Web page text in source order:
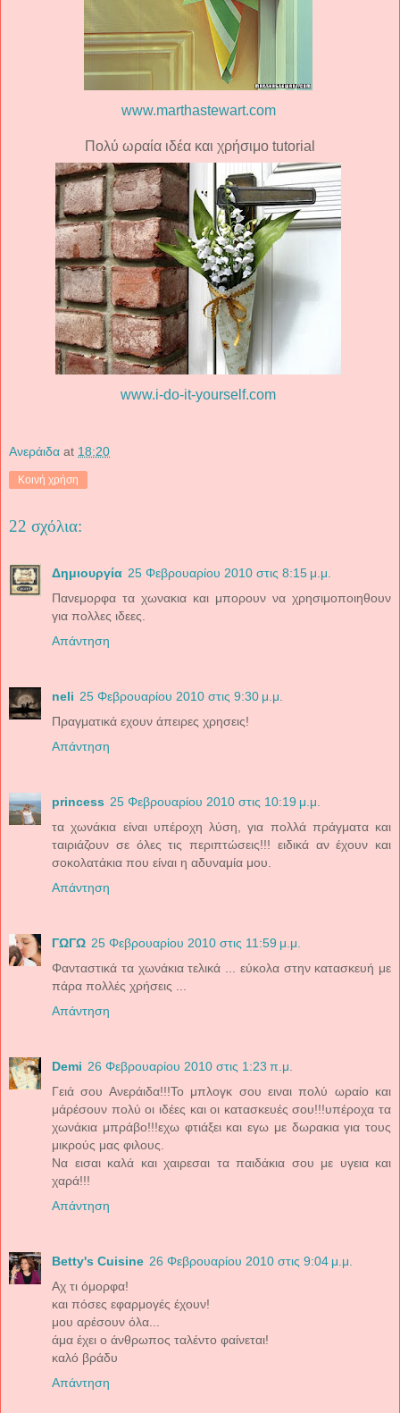
www.marthastewart.com
Πολύ ωραία ιδέα και χρήσιμο tutorial
www.i-do-it-yourself.com
Ανεράιδα at 18:20
Κοινή χρήση
22 σχόλια:
Δημιουργία 25 Φεβρουαρίου 2010 στις 8:15 μ.μ.
Πανεμορφα τα χωνακια και μπορουν να χρησιμοποιηθουν
για πολλες ιδεες.
Απάντηση
neli 25 Φεβρουαρίου 2010 στις 9:30 μ.μ.
Πραγματικά εχουν άπειρες χρησεις!
Απάντηση
princess 25 Φεβρουαρίου 2010 στις 10:19 μ.μ.
τα χωνάκια είναι υπέροχη λύση, για πολλά πράγματα και
ταιριάζουν σε όλες τις περιπτώσεις!!! ειδικά αν έχουν και
σοκολατάκια που είναι η αδυναμία μου.
Απάντηση
ΓΩΓΩ 25 Φεβρουαρίου 2010 στις 11:59 μ.μ.
Φανταστικά τα χωνάκια τελικά ... εύκολα στην κατασκευή με
πάρα πολλές χρήσεις ...
Απάντηση
Demi 26 Φεβρουαρίου 2010 στις 1:23 π.μ.
Γειά σου Ανεράιδα!!!Το μπλογκ σου ειναι πολύ ωραίο και
μάρέσουν πολύ οι ιδέες και οι κατασκευές σου!!!υπέροχα τα
χωνάκια μπράβο!!!εχω φτιάξει και εγω με δωρακια για τους
μικρούς μας φιλους.
Να εισαι καλά και χαιρεσαι τα παιδάκια σου με υγεια και
χαρά!!!
Απάντηση
Betty's Cuisine 26 Φεβρουαρίου 2010 στις 9:04 μ.μ.
Αχ τι όμορφα!
και πόσες εφαρμογές έχουν!
μου αρέσουν όλα...
άμα έχει ο άνθρωπος ταλέντο φαίνεται!
καλό βράδυ
Απάντηση